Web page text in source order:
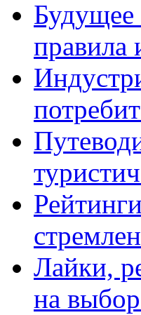
Будущее
правила
Лайки,
на